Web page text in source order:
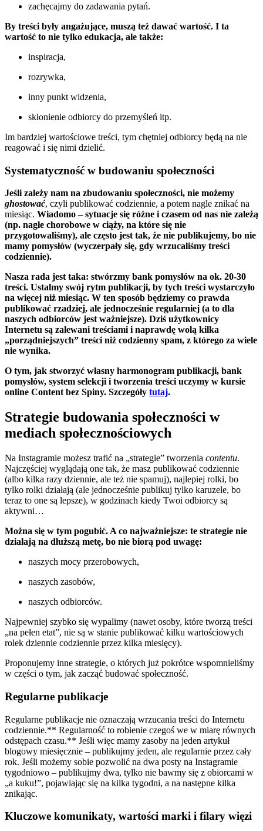
zachęcajmy do zadawania pytań.
By treści były angażujące, muszą też dawać wartość. I ta
wartość to nie tylko edukacja, ale także:
inspiracja,
rozrywka,
inny punkt widzenia,
skłonienie odbiorcy do przemyśleń itp.
Im bardziej wartościowe treści, tym chętniej odbiorcy będą na nie
reagować i się nimi dzielić.
Systematyczność w budowaniu społeczności
Jeśli zależy nam na zbudowaniu społeczności, nie możemy
ghostować, czyli publikować codziennie, a potem nagle znikać na
miesiąc. Wiadomo – sytuacje się różne i czasem od nas nie zależą
(np. nagłe chorobowe w ciąży, na które się nie
przygotowaliśmy), ale często jest tak, że nie publikujemy, bo nie
mamy pomysłów (wyczerpały się, gdy wrzucaliśmy treści
codziennie).
Nasza rada jest taka: stwórzmy bank pomysłów na ok. 20-30
treści. Ustalmy swój rytm publikacji, by tych treści wystarczyło
na więcej niż miesiąc. W ten sposób będziemy co prawda
publikować rzadziej, ale jednocześnie regularniej (a to dla
naszych odbiorców jest ważniejsze). Dziś użytkownicy
Internetu są zalewani treściami i naprawdę wolą kilka
„porządniejszych” treści niż codzienny spam, z którego za wiele
nie wynika.
O tym, jak stworzyć własny harmonogram publikacji, bank
pomysłów, system selekcji i tworzenia treści uczymy w kursie
online Content bez Spiny. Szczegóły tutaj.
Strategie budowania społeczności w
mediach społecznościowych
Na Instagramie możesz trafić na „strategie” tworzenia contentu.
Najczęściej wyglądają one tak, że masz publikować codziennie
(albo kilka razy dziennie, ale też nie spamuj), najlepiej rolki, bo
tylko rolki działają (ale jednocześnie publikuj tylko karuzele, bo
teraz to one są lepsze), w godzinach kiedy Twoi odbiorcy są
aktywni…
Można się w tym pogubić. A co najważniejsze: te strategie nie
działają na dłuższą metę, bo nie biorą pod uwagę:
naszych mocy przerobowych,
naszych zasobów,
naszych odbiorców.
Najpewniej szybko się wypalimy (nawet osoby, które tworzą treści
„na pełen etat”, nie są w stanie publikować kilku wartościowych
rolek dziennie codziennie przez kilka miesięcy).
Proponujemy inne strategie, o których już pokrótce wspomnieliśmy
w części o tym, jak zacząć budować społeczność.
Regularne publikacje
Regularne publikacje nie oznaczają wrzucania treści do Internetu
codziennie.** Regularność to robienie czegoś we w miarę równych
odstępach czasu.** Jeśli więc mamy zasoby na jeden artykuł
blogowy miesięcznie – publikujmy jeden, ale regularnie przez cały
rok. Jeśli możemy sobie pozwolić na dwa posty na Instagramie
tygodniowo – publikujmy dwa, tylko nie bawmy się z obiorcami w
„a kuku!”, pojawiając się na kilka tygodni, a na następne kilka
znikając.
Kluczowe komunikaty, wartości marki i filary więzi